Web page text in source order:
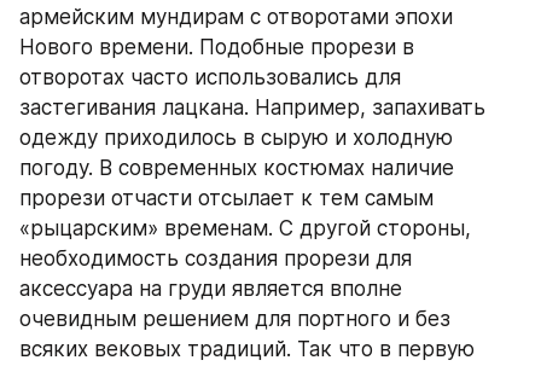
армейским мундирам с отворотами эпохи
Нового времени. Подобные прорези в
отворотах часто использовались для
застегивания лацкана. Например, запахивать
одежду приходилось в сырую и холодную
погоду. В современных костюмах наличие
прорези отчасти отсылает к тем самым
«рыцарским» временам. С другой стороны,
необходимость создания прорези для
аксессуара на груди является вполне
очевидным решением для портного и без
всяких вековых традиций. Так что в первую